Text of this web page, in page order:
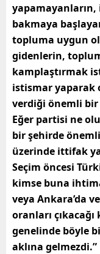
bakmaya
topluma uygun
gidenlerin,
kamplaştırmak
istismar yaparak
verdiği önemli
Eğer partisi ne
bir şehirde
üzerinde ittifak
Seçim öncesi
kimse buna
veya Ankara’da
oranları
genelinde böyle
aklına gelmezdi.”